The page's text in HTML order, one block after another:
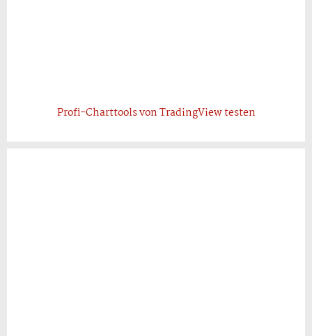
Profi-Charttools von TradingView testen